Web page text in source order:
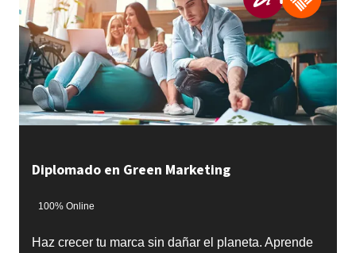
Diplomado en Green Marketing
100% Online
Haz crecer tu marca sin dañar el planeta. Aprende